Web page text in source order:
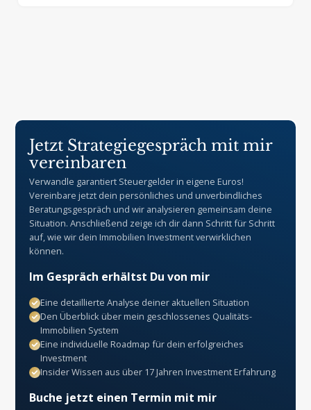
Jetzt Strategiegespräch mit mir
vereinbaren
Verwandle garantiert Steuergelder in eigene Euros!
Vereinbare jetzt dein persönliches und unverbindliches
Beratungsgespräch und wir analysieren gemeinsam deine
Situation. Anschließend zeige ich dir dann Schritt für Schritt
auf, wie wir dein Immobilien Investment verwirklichen
können.
Im Gespräch erhältst Du von mir
Eine detaillierte Analyse deiner aktuellen Situation
Den Überblick über mein geschlossenes Qualitäts-
Immobilien System
Eine individuelle Roadmap für dein erfolgreiches
Investment
Insider Wissen aus über 17 Jahren Investment Erfahrung
Buche jetzt einen Termin mit mir